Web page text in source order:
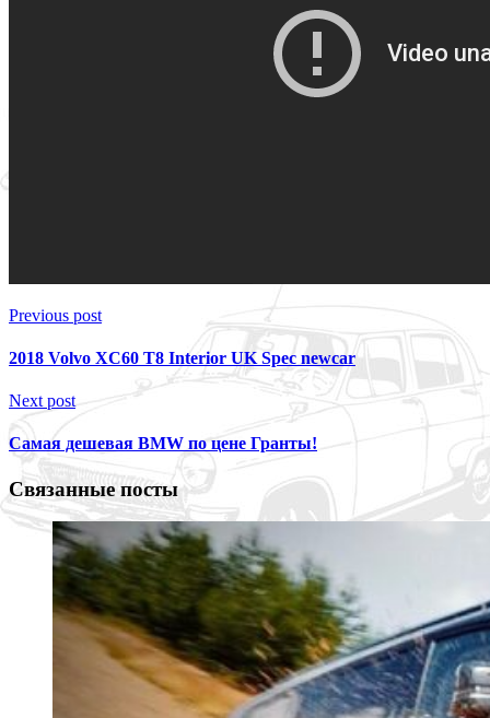
Previous post
2018 Volvo XC60 T8 Interior UK Spec newcar
Next post
Самая дешевая BMW по цене Гранты!
Связанные посты